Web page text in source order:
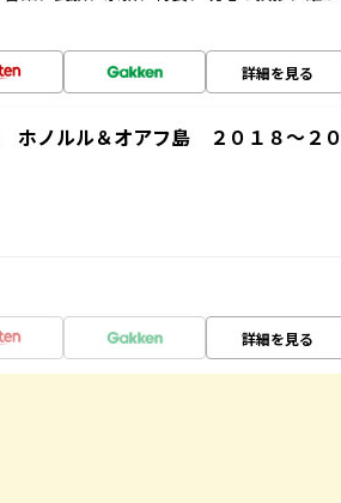
詳細を見る
ノルル＆オアフ島 ２０１８～２０
詳細を見る